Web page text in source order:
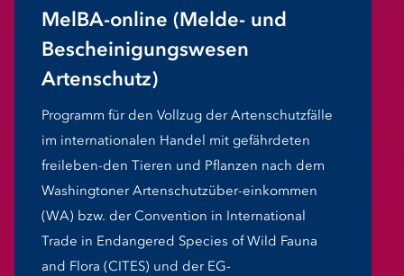
MelBA-online (Melde- und
Bescheinigungswesen
Artenschutz)
Programm für den Vollzug der Artenschutzfälle
im internationalen Handel mit gefährdeten
freileben-den Tieren und Pflanzen nach dem
Washingtoner Artenschutzüber-einkommen
(WA) bzw. der Convention in International
Trade in Endangered Species of Wild Fauna
and Flora (CITES) und der EG-